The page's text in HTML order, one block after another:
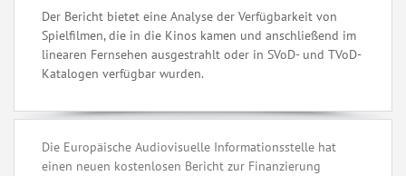
Der Bericht bietet eine Analyse der Verfügbarkeit von
Spielfilmen, die in die Kinos kamen und anschließend im
linearen Fernsehen ausgestrahlt oder in SVoD- und TVoD-
Katalogen verfügbar wurden.
Die Europäische Audiovisuelle Informationsstelle hat
einen neuen kostenlosen Bericht zur Finanzierung